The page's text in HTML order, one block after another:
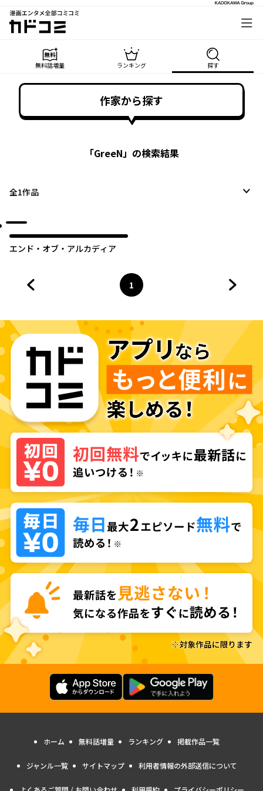
漫画エンタメ全部コミコミ
カドコミ
無料話増量 ランキング 探す
作家から探す
「GreeN」の検索結果
全1作品
エンド・オブ・アルカディア
ページ
1
へ
ホーム 無料話増量 ランキング 掲載作品一覧
ジャンル一覧 サイトマップ 利用者情報の外部送信について